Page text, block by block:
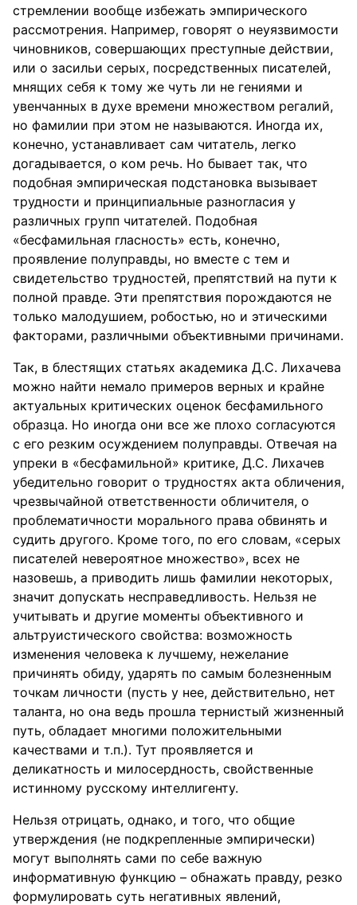
стремлении вообще избежать эмпирического
рассмотрения. Например, говорят о неуязвимости
чиновников, совершающих преступные действии,
или о засильи серых, посредственных писателей,
мнящих себя к тому же чуть ли не гениями и
увенчанных в духе времени множеством регалий,
но фамилии при этом не называются. Иногда их,
конечно, устанавливает сам читатель, легко
догадывается, о ком речь. Но бывает так, что
подобная эмпирическая подстановка вызывает
трудности и принципиальные разногласия у
различных групп читателей. Подобная
«бесфамильная гласность» есть, конечно,
проявление полуправды, но вместе с тем и
свидетельство трудностей, препятствий на пути к
полной правде. Эти препятствия порождаются не
только малодушием, робостью, но и этическими
факторами, различными объективными причинами.
Так, в блестящих статьях академика Д.С. Лихачева
можно найти немало примеров верных и крайне
актуальных критических оценок бесфамильного
образца. Но иногда они все же плохо согласуются
с его резким осуждением полуправды. Отвечая на
упреки в «бесфамильной» критике, Д.С. Лихачев
убедительно говорит о трудностях акта обличения,
чрезвычайной ответственности обличителя, о
проблематичности морального права обвинять и
судить другого. Кроме того, по его словам, «серых
писателей невероятное множество», всех не
назовешь, а приводить лишь фамилии некоторых,
значит допускать несправедливость. Нельзя не
учитывать и другие моменты объективного и
альтруистического свойства: возможность
изменения человека к лучшему, нежелание
причинять обиду, ударять по самым болезненным
точкам личности (пусть у нее, действительно, нет
таланта, но она ведь прошла тернистый жизненный
путь, обладает многими положительными
качествами и т.п.). Тут проявляется и
деликатность и милосердность, свойственные
истинному русскому интеллигенту.
Нельзя отрицать, однако, и того, что общие
утверждения (не подкрепленные эмпирически)
могут выполнять сами по себе важную
информативную функцию – обнажать правду, резко
формулировать суть негативных явлений,